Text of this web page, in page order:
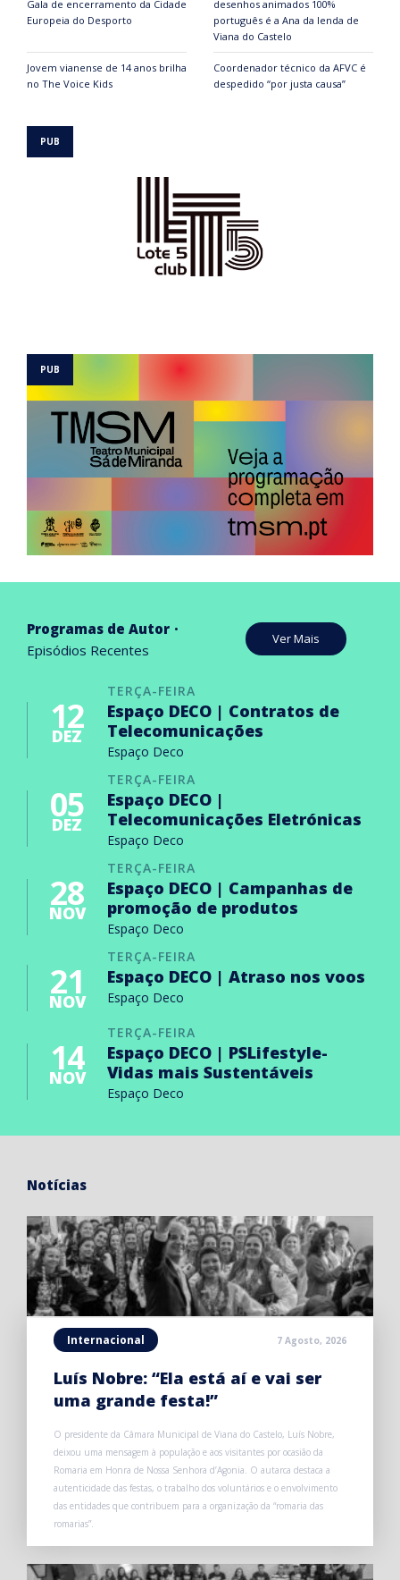
Gala de encerramento da Cidade
Europeia do Desporto
desenhos animados 100%
português é a Ana da lenda de
Viana do Castelo
Jovem vianense de 14 anos brilha
no The Voice Kids
Coordenador técnico da AFVC é
despedido “por justa causa”
Programas de Autor
Episódios Recentes
Ver Mais
TERÇA-FEIRA
12
DEZ
Espaço DECO | Contratos de
Telecomunicações
Espaço Deco
TERÇA-FEIRA
05
DEZ
Espaço DECO |
Telecomunicações Eletrónicas
Espaço Deco
TERÇA-FEIRA
28
NOV
Espaço DECO | Campanhas de
promoção de produtos
Espaço Deco
TERÇA-FEIRA
21
NOV
Espaço DECO | Atraso nos voos
Espaço Deco
TERÇA-FEIRA
14
NOV
Espaço DECO | PSLifestyle-
Vidas mais Sustentáveis
Espaço Deco
Notícias
Internacional 7 Agosto, 2026
Luís Nobre: “Ela está aí e vai ser
uma grande festa!”
O presidente da Câmara Municipal de Viana do Castelo, Luís Nobre,
deixou uma mensagem à população e aos visitantes por ocasião da
Romaria em Honra de Nossa Senhora d’Agonia. O autarca destaca a
autenticidade das festas, o trabalho dos voluntários e o envolvimento
das entidades que contribuem para a organização da “romaria das
romarias”.